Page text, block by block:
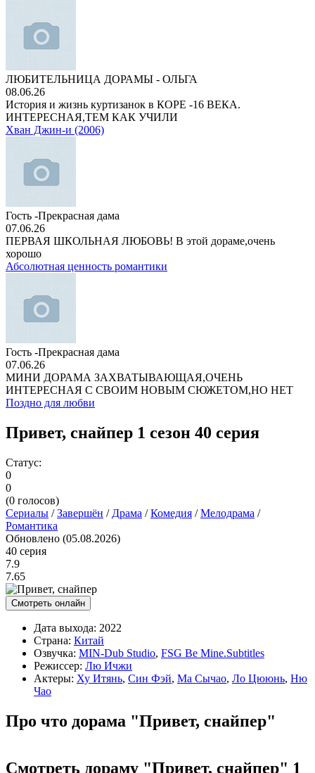
ЛЮБИТЕЛЬНИЦА ДОРАМЫ - ОЛЬГА
08.06.26
История и жизнь куртизанок в КОРЕ -16 ВЕКА.
ИНТЕРЕСНАЯ,ТЕМ КАК УЧИЛИ
Хван Джин-и (2006)
Гость -Прекрасная дама
07.06.26
ПЕРВАЯ ШКОЛЬНАЯ ЛЮБОВЬ! В этой дораме,очень
хорошо
Абсолютная ценность романтики
Гость -Прекрасная дама
07.06.26
МИНИ ДОРАМА ЗАХВАТЫВАЮЩАЯ,ОЧЕНЬ
ИНТЕРЕСНАЯ С СВОИМ НОВЫМ СЮЖЕТОМ,НО НЕТ
Поздно для любви
Привет, снайпер 1 сезон 40 серия
Статус:
0
0
(0 голосов)
Сериалы /Завершён / Драма /Комедия /Мелодрама /
Романтика
Обновлено (05.08.2026)
40 серия
7.9
7.65
Смотреть онлайн
Дата выхода: 2022
Страна: Китай
Озвучка: MIN-Dub Studio, FSG Be Mine.Subtitles
Режиссер: Лю Ичжи
Актеры: Ху Итянь, Син Фэй, Ма Сычао, Ло Цююнь, Ню
Чао
Про что дорама "Привет, снайпер"
Смотреть дораму "Привет, снайпер" 1